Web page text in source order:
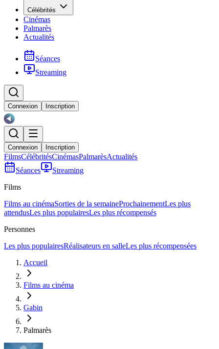
Célébrités
Cinémas
Palmarès
Actualités
Séances
Streaming
Connexion Inscription
Connexion Inscription
FilmsCélébritésCinémasPalmarèsActualités
Séances
Streaming
Films
Films au cinémaSorties de la semaineProchainementLes plus
attendusLes plus populairesLes plus récompensés
Personnes
Les plus populairesRéalisateurs en salleLes plus récompensées
Accueil
Films au cinéma
Gabin
Palmarès